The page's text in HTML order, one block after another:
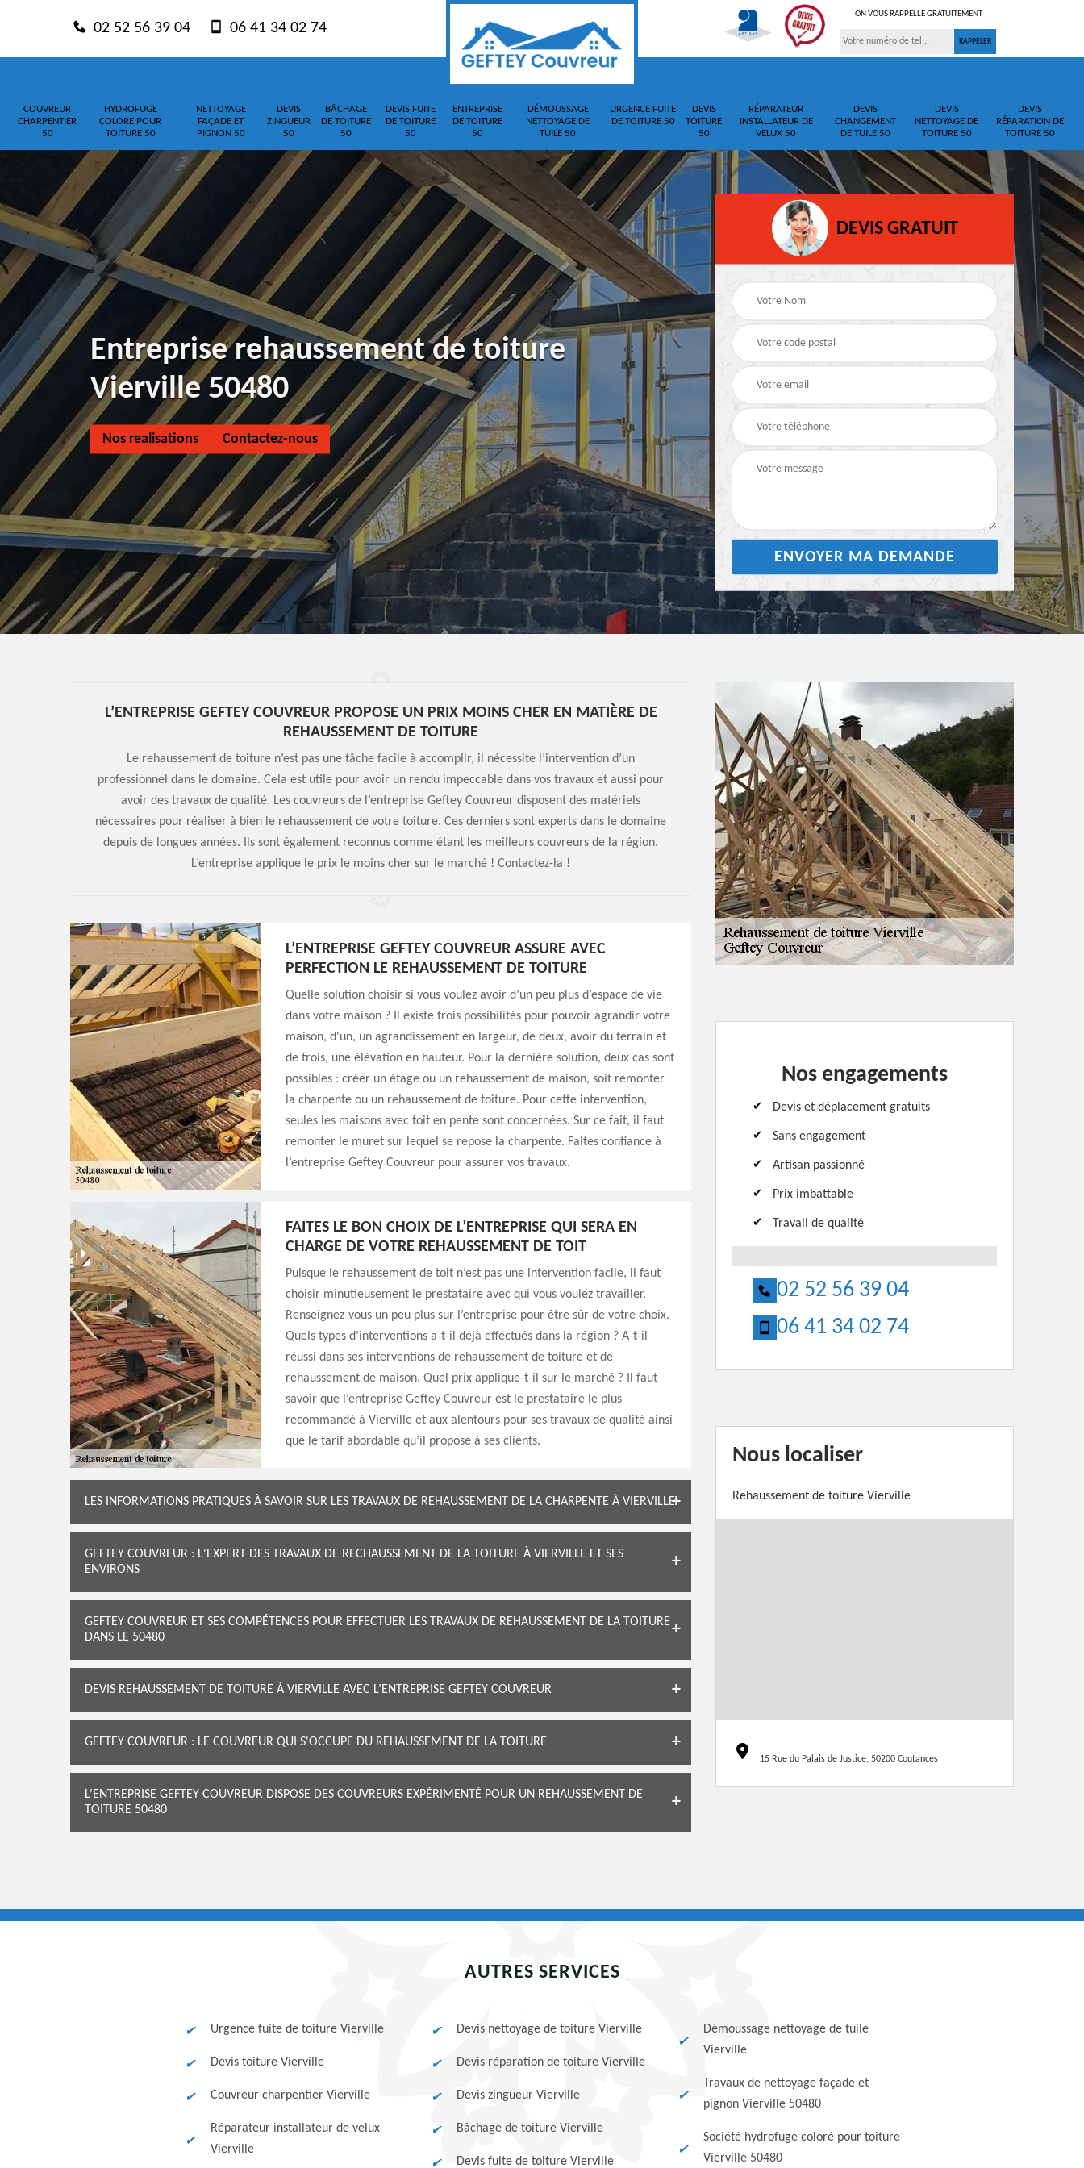
02 52 56 39 04 06 41 34 02 74
ON VOUS RAPPELLE GRATUITEMENT
COUVREUR
CHARPENTIER
50
HYDROFUGE
COLORE POUR
TOITURE 50
NETTOYAGE
FAÇADE ET
PIGNON 50
DEVIS
ZINGUEUR
50
BÂCHAGE
DE TOITURE
50
DEVIS FUITE
DE TOITURE
50
ENTREPRISE
DE TOITURE
50
DÉMOUSSAGE
NETTOYAGE DE
TUILE 50
URGENCE FUITE
DE TOITURE 50
DEVIS
TOITURE
50
RÉPARATEUR
INSTALLATEUR DE
VELUX 50
DEVIS
CHANGEMENT
DE TUILE 50
DEVIS
NETTOYAGE DE
TOITURE 50
DEVIS
RÉPARATION DE
TOITURE 50
Entreprise rehaussement de toiture
Vierville 50480
Nos realisations Contactez-nous
DEVIS GRATUIT
L’ENTREPRISE GEFTEY COUVREUR PROPOSE UN PRIX MOINS CHER EN MATIÈRE DE
REHAUSSEMENT DE TOITURE
Le rehaussement de toiture n’est pas une tâche facile à accomplir, il nécessite l’intervention d’un
professionnel dans le domaine. Cela est utile pour avoir un rendu impeccable dans vos travaux et aussi pour
avoir des travaux de qualité. Les couvreurs de l’entreprise Geftey Couvreur disposent des matériels
nécessaires pour réaliser à bien le rehaussement de votre toiture. Ces derniers sont experts dans le domaine
depuis de longues années. Ils sont également reconnus comme étant les meilleurs couvreurs de la région.
L’entreprise applique le prix le moins cher sur le marché ! Contactez-la !
L’ENTREPRISE GEFTEY COUVREUR ASSURE AVEC
PERFECTION LE REHAUSSEMENT DE TOITURE
Quelle solution choisir si vous voulez avoir d’un peu plus d’espace de vie
dans votre maison ? Il existe trois possibilités pour pouvoir agrandir votre
maison, d'un, un agrandissement en largeur, de deux, avoir du terrain et
de trois, une élévation en hauteur. Pour la dernière solution, deux cas sont
possibles : créer un étage ou un rehaussement de maison, soit remonter
la charpente ou un rehaussement de toiture. Pour cette intervention,
seules les maisons avec toit en pente sont concernées. Sur ce fait, il faut
remonter le muret sur lequel se repose la charpente. Faites confiance à
l’entreprise Geftey Couvreur pour assurer vos travaux.
FAITES LE BON CHOIX DE L’ENTREPRISE QUI SERA EN
CHARGE DE VOTRE REHAUSSEMENT DE TOIT
Puisque le rehaussement de toit n’est pas une intervention facile, il faut
choisir minutieusement le prestataire avec qui vous voulez travailler.
Renseignez-vous un peu plus sur l’entreprise pour être sûr de votre choix.
Quels types d’interventions a-t-il déjà effectués dans la région ? A-t-il
réussi dans ses interventions de rehaussement de toiture et de
rehaussement de maison. Quel prix applique-t-il sur le marché ? Il faut
savoir que l’entreprise Geftey Couvreur est le prestataire le plus
recommandé à Vierville et aux alentours pour ses travaux de qualité ainsi
que le tarif abordable qu’il propose à ses clients.
LES INFORMATIONS PRATIQUES À SAVOIR SUR LES TRAVAUX DE REHAUSSEMENT DE LA CHARPENTE À VIERVILLE
GEFTEY COUVREUR : L'EXPERT DES TRAVAUX DE RECHAUSSEMENT DE LA TOITURE À VIERVILLE ET SES
ENVIRONS
GEFTEY COUVREUR ET SES COMPÉTENCES POUR EFFECTUER LES TRAVAUX DE REHAUSSEMENT DE LA TOITURE
DANS LE 50480
DEVIS REHAUSSEMENT DE TOITURE À VIERVILLE AVEC L’ENTREPRISE GEFTEY COUVREUR
GEFTEY COUVREUR : LE COUVREUR QUI S'OCCUPE DU REHAUSSEMENT DE LA TOITURE
L’ENTREPRISE GEFTEY COUVREUR DISPOSE DES COUVREURS EXPÉRIMENTÉ POUR UN REHAUSSEMENT DE
TOITURE 50480
Nos engagements
Devis et déplacement gratuits
Sans engagement
Artisan passionné
Prix imbattable
Travail de qualité
02 52 56 39 04
06 41 34 02 74
Nous localiser
Rehaussement de toiture Vierville
15 Rue du Palais de Justice, 50200 Coutances
AUTRES SERVICES
Urgence fuite de toiture Vierville
Devis toiture Vierville
Couvreur charpentier Vierville
Réparateur installateur de velux
Vierville
Devis nettoyage de toiture Vierville
Devis réparation de toiture Vierville
Devis zingueur Vierville
Bâchage de toiture Vierville
Devis fuite de toiture Vierville
Démoussage nettoyage de tuile
Vierville
Travaux de nettoyage façade et
pignon Vierville 50480
Société hydrofuge coloré pour toiture
Vierville 50480